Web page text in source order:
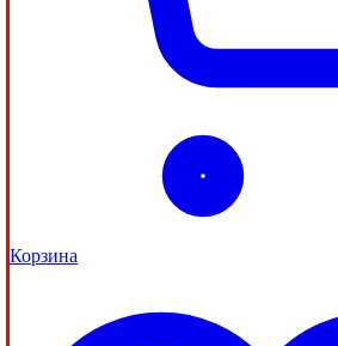
Корзина